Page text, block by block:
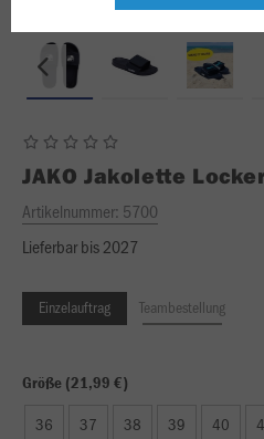
JAKO Jakolette
Artikelnummer: 5700
Lieferbar bis 2027
Einzelauftrag Teambestellung
Größe (21,99 €)
36 37 38 39 40